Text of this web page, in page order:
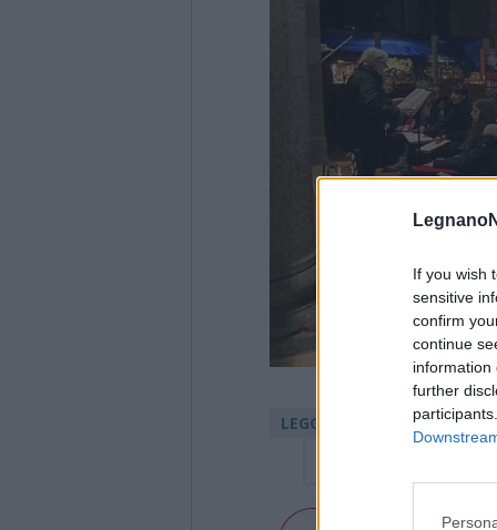
If you wish
sensitive
confirm
continue
information
further
LEGGI ANCHE